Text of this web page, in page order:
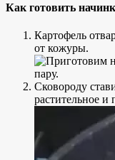
Как готовить
Картофель
от кожуры.
Сковороду
растительное и